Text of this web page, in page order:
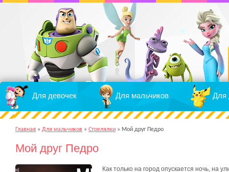
Для девочек Для мальчиков Для
Главная » Для мальчиков » Стрелялки » Мой друг Педро
Мой друг Педро
Как только на город опускается ночь, на